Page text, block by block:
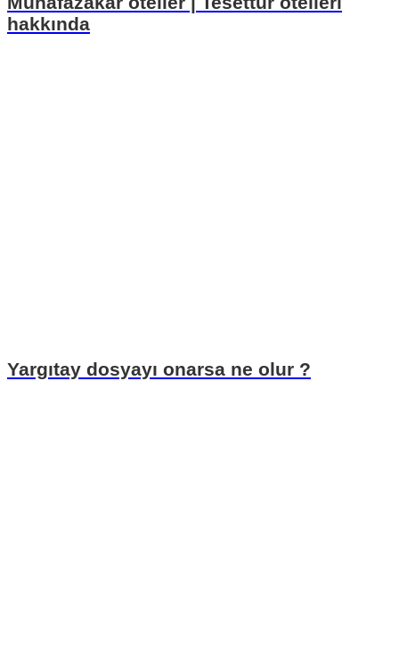
hakkında
Yargıtay dosyayı onarsa ne olur ?